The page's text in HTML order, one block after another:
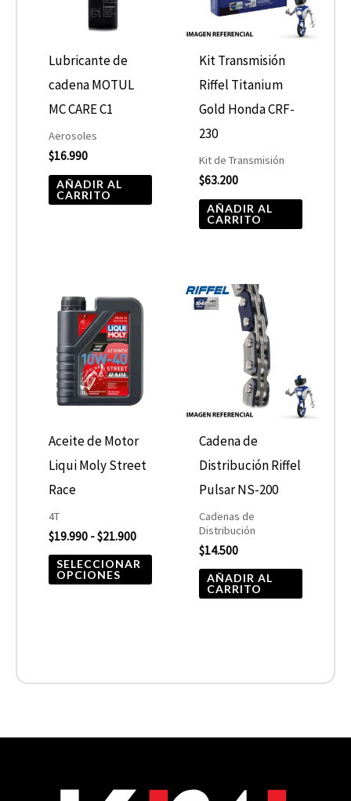
Lubricante de
cadena MOTUL
MC CARE C1
Aerosoles
$16.990
AÑADIR AL
CARRITO
Kit Transmisión
Riffel Titanium
Gold Honda CRF-
230
Kit de Transmisión
$63.200
AÑADIR AL
CARRITO
Aceite de Motor
Liqui Moly Street
Race
4T
$19.990 -$21.900
de
SELECCIONAR
OPCIONES
opciones
la
página
Cadena de
Distribución Riffel
Pulsar NS-200
Cadenas de
Distribución
$14.500
AÑADIR AL
CARRITO